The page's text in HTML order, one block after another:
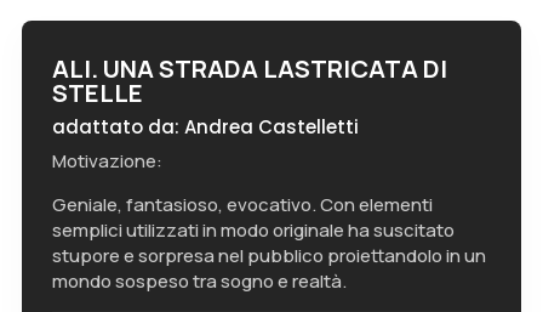
ALI. UNA STRADA LASTRICATA DI
STELLE
adattato da: Andrea Castelletti
Motivazione:
Geniale, fantasioso, evocativo. Con elementi
semplici utilizzati in modo originale ha suscitato
stupore e sorpresa nel pubblico proiettandolo in un
mondo sospeso tra sogno e realtà.